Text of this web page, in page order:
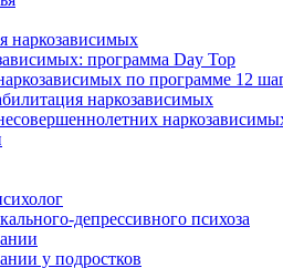
наркозависимых
программа Day Top
по программе 12
наркозависимых
депрессивного психоза
у подростков